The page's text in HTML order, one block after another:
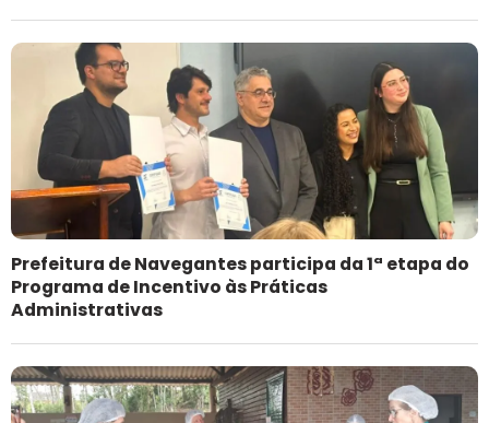
Prefeitura de Navegantes participa da 1ª etapa do
Programa de Incentivo às Práticas
Administrativas